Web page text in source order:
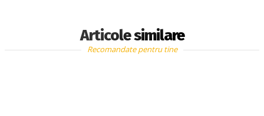
Articole similare
Recomandate pentru tine